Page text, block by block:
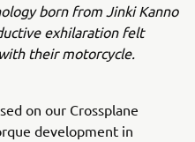
born from Jinki Kanno
exhilaration felt
their motorcycle.
on our Crossplane
development in